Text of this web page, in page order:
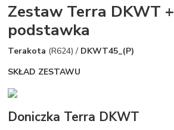
Zestaw Terra DKWT +
podstawka
Terakota (R624) / DKWT45_(P)
SKŁAD ZESTAWU
Doniczka Terra DKWT